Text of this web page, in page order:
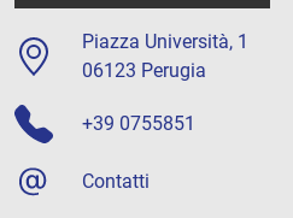
Piazza Università, 1
06123 Perugia
+39 0755851
Contatti